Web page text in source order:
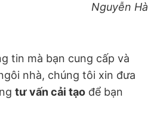
Nguyễn Hà
tin mà bạn cung cấp và
nhà, chúng tôi xin đưa
tư vấn cải tạo để bạn